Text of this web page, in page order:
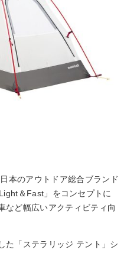
本のアウトドア総合ブランド
＆Fast」をコンセプトに
など幅広いアクティビティ向
た「ステラリッジ テント」シ